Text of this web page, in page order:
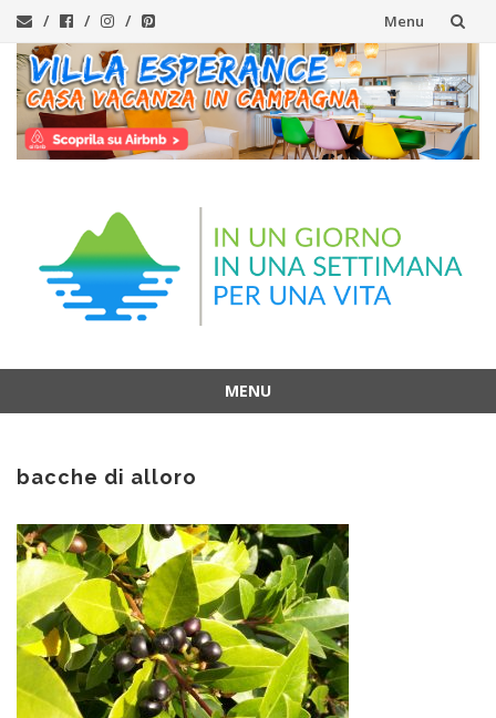
Menu
Vai
al
contenuto
MENU
contenuto
bacche di alloro